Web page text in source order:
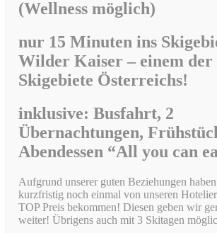
(Wellness möglich)
nur 15 Minuten ins
Wilder Kaiser – einem
Skigebiete Österreichs!
inklusive: Busfahrt, 2
Übernachtungen,
Abendessen “All you can
Aufgrund unserer guten Beziehungen
kurzfristig noch einmal von unseren
TOP Preis bekommen! Diesen geben wir
weiter! Übrigens auch mit 3 Skitagen